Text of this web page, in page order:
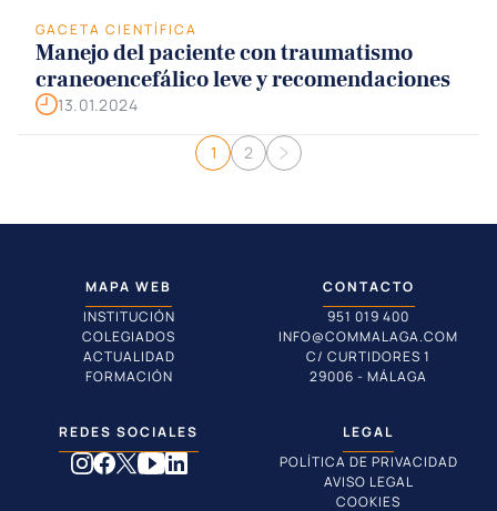
GACETA CIENTÍFICA
Manejo del paciente con traumatismo
craneoencefálico leve y recomendaciones
13.01.2024
Navegación de entradas
1 2
MAPA WEB
INSTITUCIÓN
COLEGIADOS
ACTUALIDAD
FORMACIÓN
CONTACTO
951 019 400
INFO@COMMALAGA.COM
C/ CURTIDORES 1
29006 - MÁLAGA
REDES SOCIALES
LEGAL
POLÍTICA DE PRIVACIDAD
AVISO LEGAL
COOKIES